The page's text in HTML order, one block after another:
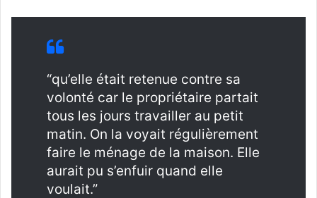
“qu’elle était retenue contre sa
volonté car le propriétaire partait
tous les jours travailler au petit
matin. On la voyait régulièrement
faire le ménage de la maison. Elle
aurait pu s’enfuir quand elle
voulait.”